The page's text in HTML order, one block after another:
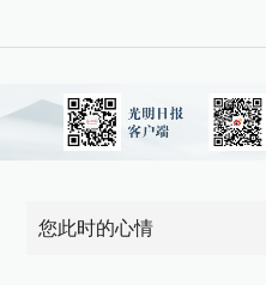
您此时的心情